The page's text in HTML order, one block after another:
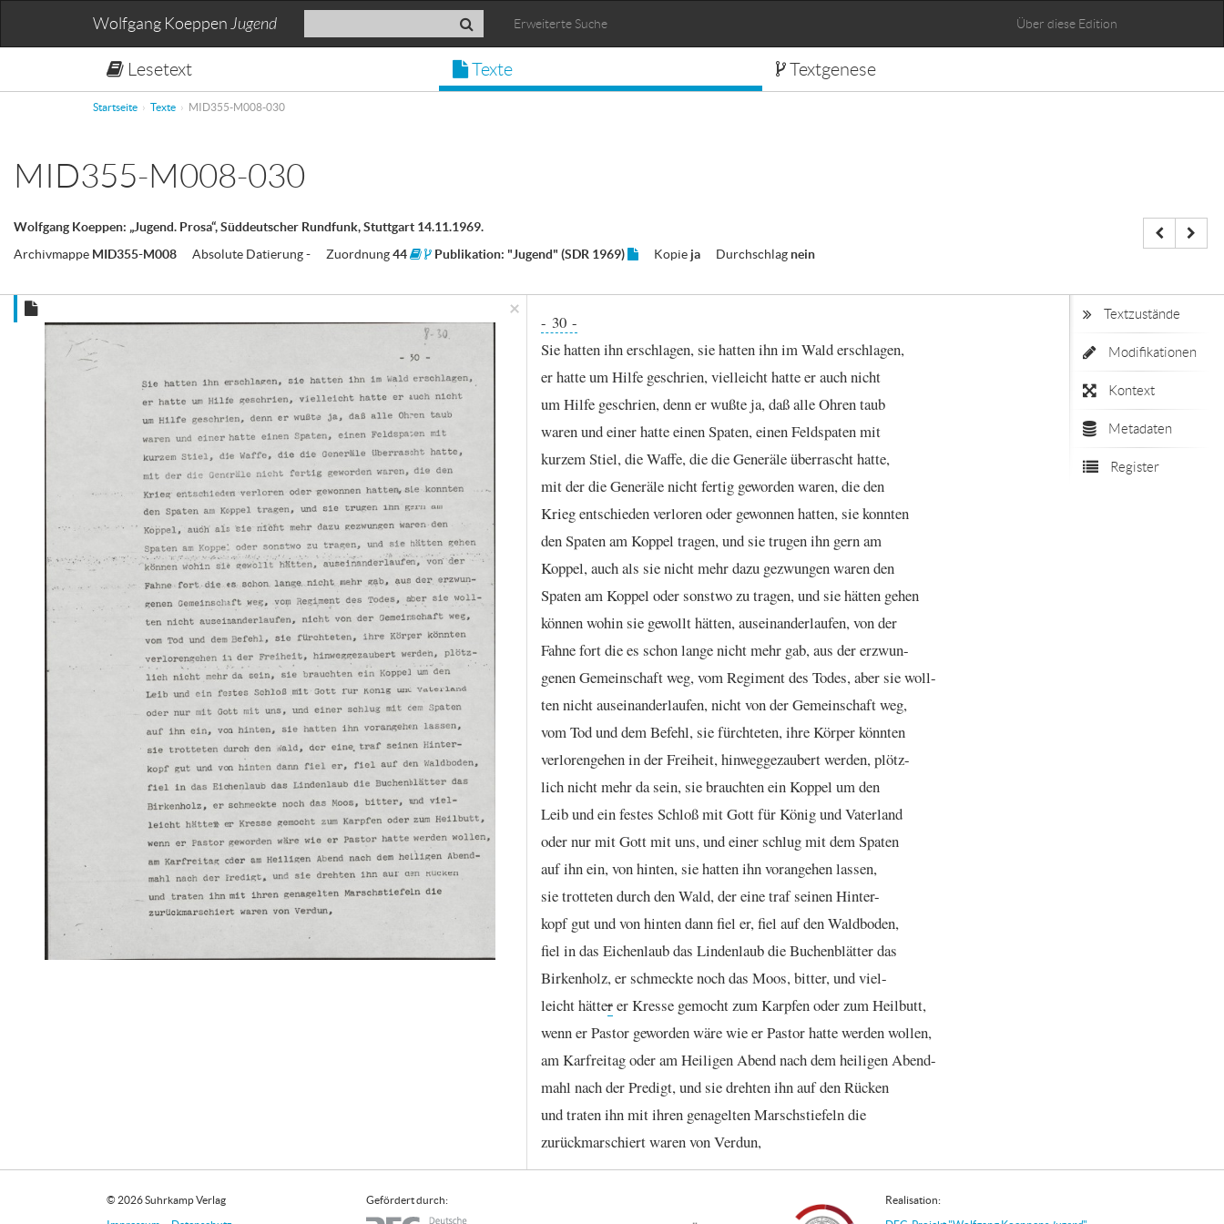
Wolfgang Koeppen Jugend Erweiterte Suche Über diese Edition
Lesetext Texte Textgenese
Startseite Texte MID355-M008-030
MID355-M008-030
Wolfgang Koeppen: „Jugend. Prosa“, Süddeutscher Rundfunk, Stuttgart 14.11.1969.
Archivmappe MID355-M008 Absolute Datierung- Zuordnung44 Publikation: "Jugend" (SDR 1969) Kopie ja Durchschlag nein
×
- 30 -
Siehattenihnerschlagen,siehattenihnimWalderschlagen,
erhatteumHilfe geschrien,vielleichthatteerauchnicht
umHilfe geschrien,dennerwußteja,daßalleOhrentaub
warenundeinerhatteeinenSpaten,einenFeldspatenmit
kurzemStiel,dieWaffe,diedieGeneräleüberraschthatte,
mitderdieGenerälenichtfertig gewordenwaren,dieden
Kriegentschiedenverlorenoder gewonnenhatten,siekonnten
denSpatenamKoppel tragen,undsietrugenihn gernam
Koppel,auchals sienichtmehrdazu gezwungenwarenden
SpatenamKoppel odersonstwozutragen,undsiehätten gehen
könnenwohinsie gewollthätten,auseinanderlaufen,vonder
Fahnefortdiees schonlangenichtmehr gab,aus dererzwun-
genenGemeinschaftweg,vomRegimentdes Todes,abersiewoll-
tennichtauseinanderlaufen,nichtvonderGemeinschaftweg,
vomTodunddemBefehl,siefürchteten,ihreKörperkönnten
verlorengeheninderFreiheit,hinweggezaubertwerden,plötz-
lichnichtmehrdasein,siebrauchteneinKoppel umden
Leibundeinfestes SchloßmitGottfürKönigundVaterland
odernurmitGottmituns,undeinerschlugmitdemSpaten
aufihnein,vonhinten,siehattenihnvorangehenlassen,
sietrottetendurchdenWald,dereinetrafseinenHinter-
kopf gutundvonhintendannfiel er,fiel aufdenWaldboden,
fiel indas Eichenlaubdas LindenlaubdieBuchenblätterdas
Birkenholz,erschmecktenochdas Moos,bitter,undviel-
leichthättererKresse gemochtzumKarpfenoderzumHeilbutt,
wennerPastor gewordenwärewieerPastorhattewerdenwollen,
amKarfreitagoderamHeiligenAbendnachdemheiligenAbend-
mahl nachderPredigt,undsiedrehtenihnaufdenRücken
undtratenihnmitihren genageltenMarschstiefelndie
zurückmarschiertwarenvonVerdun,
Textzustände
Modifikationen
Kontext
Metadaten
Register
© 2026 Suhrkamp Verlag Gefördert durch: Realisation: